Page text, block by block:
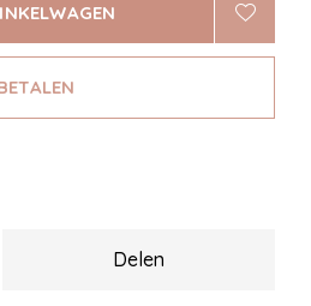
Delen